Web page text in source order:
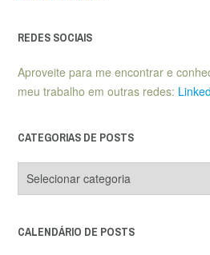
REDES SOCIAIS
Aproveite para me encontrar e
meu trabalho em outras redes:
CATEGORIAS DE POSTS
de
CALENDÁRIO DE POSTS